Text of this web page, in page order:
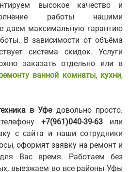
высокое качество и
работы нашими
даем максимальную гарантию
В зависимости от объёма
система скидок. Услуги
заказать отдельно или в
ванной комнаты, кухни,
в Уфедовольно просто.
+7(961)040-39-63или
с сайта и наши сотрудники
оформят заявку на ремонт и
Вас время. Работаем без
выезжаем во все районы Уфы